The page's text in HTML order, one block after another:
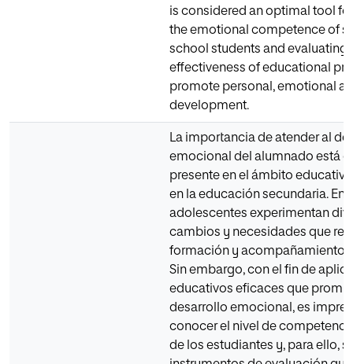
is considered an optimal tool
the emotional competence of
school students and evaluating
effectiveness of educational
promote personal, emotional
development.
La importancia de atender al
emocional del alumnado está
presente en el ámbito
en la educación secundaria. En
adolescentes experimentan
cambios y necesidades que
formación y acompañamiento
Sin embargo, con el fin de
educativos eficaces que
desarrollo emocional, es
conocer el nivel de
de los estudiantes y, para ello,